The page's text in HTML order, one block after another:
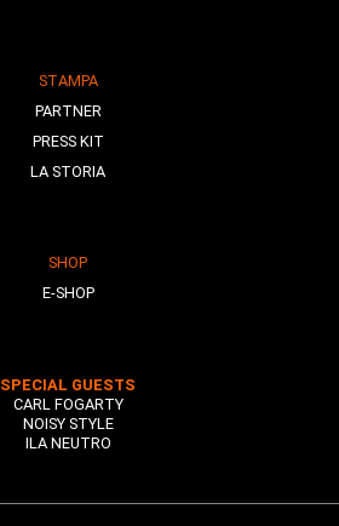
STAMPA
PARTNER
PRESS KIT
LA STORIA
SHOP
E-SHOP
SPECIAL GUESTS
CARL FOGARTY
NOISY STYLE
ILA NEUTRO